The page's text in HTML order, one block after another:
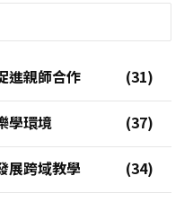
進親師合作
學環境
展跨域教學